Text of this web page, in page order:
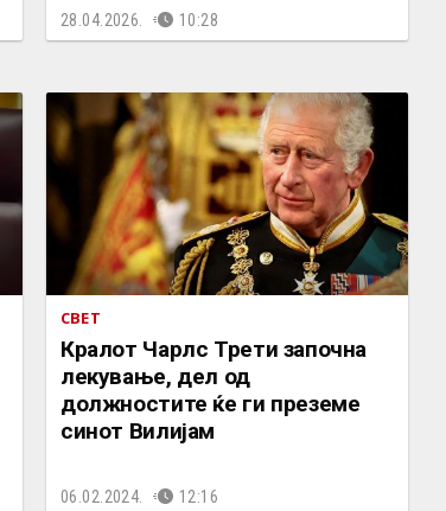
28.04.2026. 10:28
СВЕТ
Кралот Чарлс Трети започна
лекување, дел од
должностите ќе ги преземе
синот Вилијам
06.02.2024. 12:16